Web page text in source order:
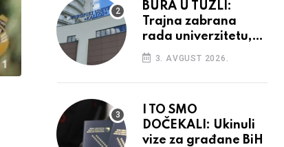
BURA U TUZLI:
Trajna zabrana
rada univerzitetu,
provedba sudskih
odluka
3. AVGUST 2026.
I TO SMO
DOČEKALI: Ukinuli
vize za građane BiH